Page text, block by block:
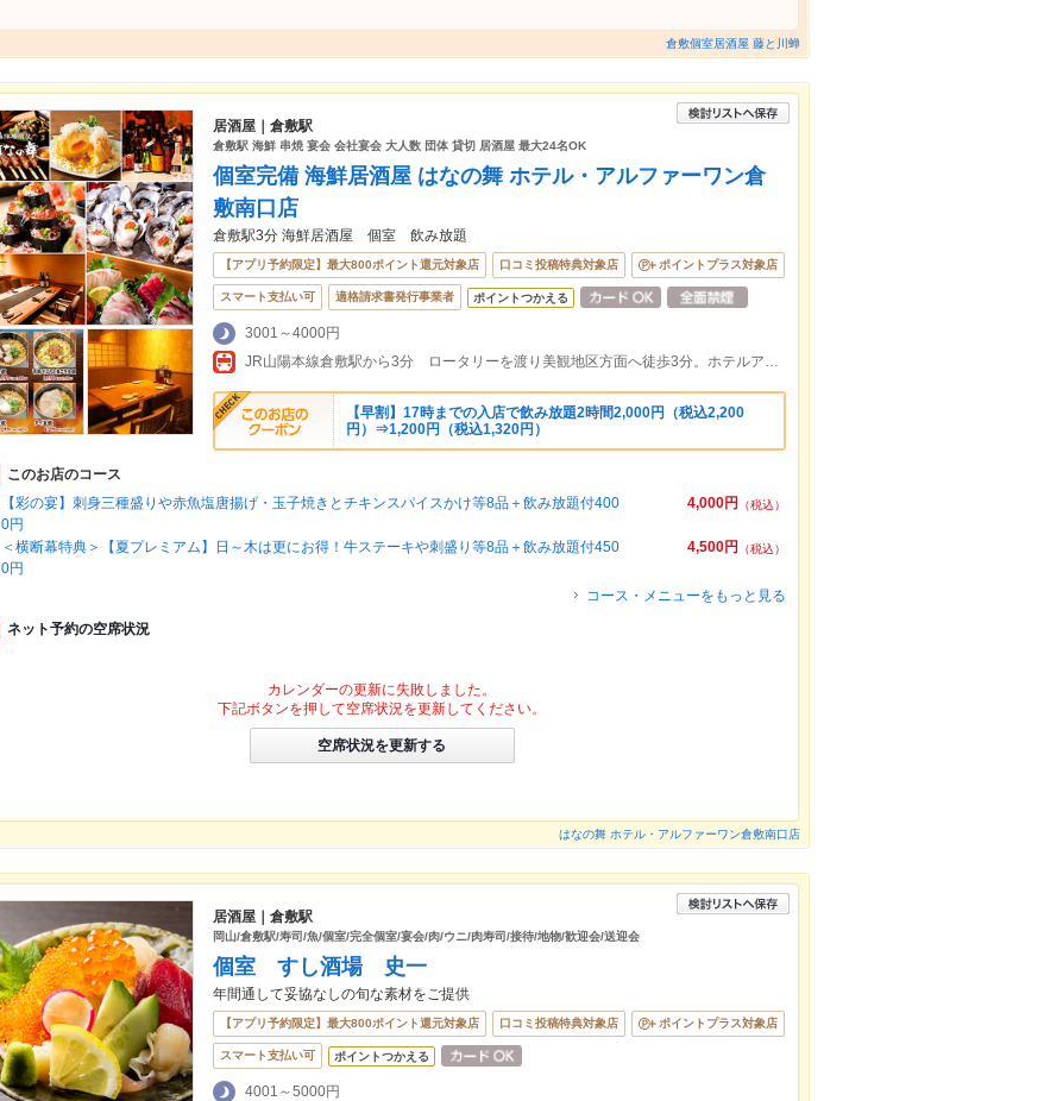
倉敷個室居酒屋 藤と川蝉
居酒屋｜倉敷駅
倉敷駅 海鮮 串焼 宴会 会社宴会 大人数 団体 貸切 居酒屋 最大24名OK
個室完備 海鮮居酒屋 はなの舞 ホテル・アルファーワン倉
敷南口店
倉敷駅3分 海鮮居酒屋 個室 飲み放題
【アプリ予約限定】最大800ポイント還元対象店 口コミ投稿特典対象店 ポイントプラス対象店
スマート支払い可 適格請求書発行事業者 ポイントつかえる
3001～4000円
JR山陽本線倉敷駅から3分 ロータリーを渡り美観地区方面へ徒歩3分。ホテルアルファー・ワン倉敷の1階にございます。
【早割】17時までの入店で飲み放題2時間2,000円（税込2,200
円）⇒1,200円（税込1,320円）
このお店のコース
4,000円
（税込）
【彩の宴】刺身三種盛りや赤魚塩唐揚げ・玉子焼きとチキンスパイスかけ等8品＋飲み放題付400
0円
4,500円
（税込）
＜横断幕特典＞【夏プレミアム】日～木は更にお得！牛ステーキや刺盛り等8品＋飲み放題付450
0円
コース・メニューをもっと見る
ネット予約の空席状況
カレンダーの更新に失敗しました。
下記ボタンを押して空席状況を更新してください。
空席状況を更新する
はなの舞 ホテル・アルファーワン倉敷南口店
居酒屋｜倉敷駅
岡山/倉敷駅/寿司/魚/個室/完全個室/宴会/肉/ウニ/肉寿司/接待/地物/歓迎会/送迎会
個室 すし酒場 史一
年間通して妥協なしの旬な素材をご提供
【アプリ予約限定】最大800ポイント還元対象店 口コミ投稿特典対象店 ポイントプラス対象店
スマート支払い可 ポイントつかえる
4001～5000円